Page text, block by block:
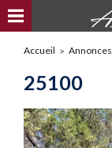
Accueil Annonces
25100